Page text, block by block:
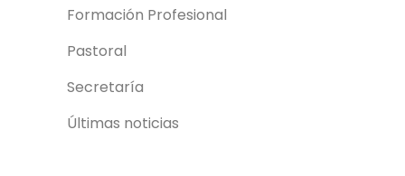
Formación Profesional
Pastoral
Secretaría
Últimas noticias